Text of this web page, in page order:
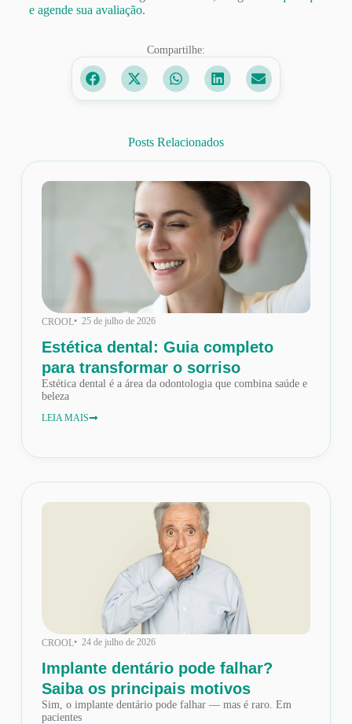
e agende sua avaliação.
Compartilhe:
Posts Relacionados
CROOL• 25 de julho de 2026
Estética dental: Guia completo
para transformar o sorriso
Estética dental é a área da odontologia que combina saúde e
beleza
LEIA MAIS
CROOL• 24 de julho de 2026
Implante dentário pode falhar?
Saiba os principais motivos
Sim, o implante dentário pode falhar — mas é raro. Em
pacientes